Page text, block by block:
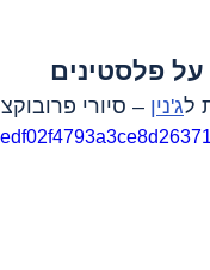
פלסטינים
לג'נין – סיורי